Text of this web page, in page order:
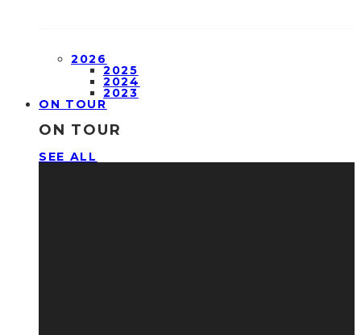
2026
2025
2024
2023
ON TOUR
ON TOUR
SEE ALL